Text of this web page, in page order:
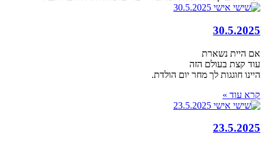
30.5.2025
אם היית נשארת
עוד קצת בעולם הזה
היינו חוגגות לך מחר יום הולדת.
קרא עוד »
23.5.2025